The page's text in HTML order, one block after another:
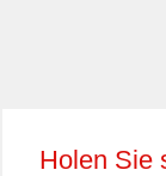
Holen Sie